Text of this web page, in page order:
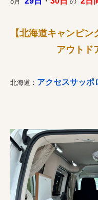
【北海道キャンピン
アウトドアシ
北海道： アクセスサッポ